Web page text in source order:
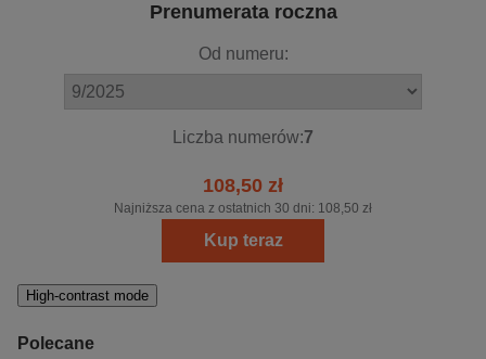
Prenumerata roczna
Od numeru:
Liczba numerów:7
108,50 zł
Najniższa cena z ostatnich 30 dni: 108,50 zł
Kup teraz
High-contrast mode
Polecane